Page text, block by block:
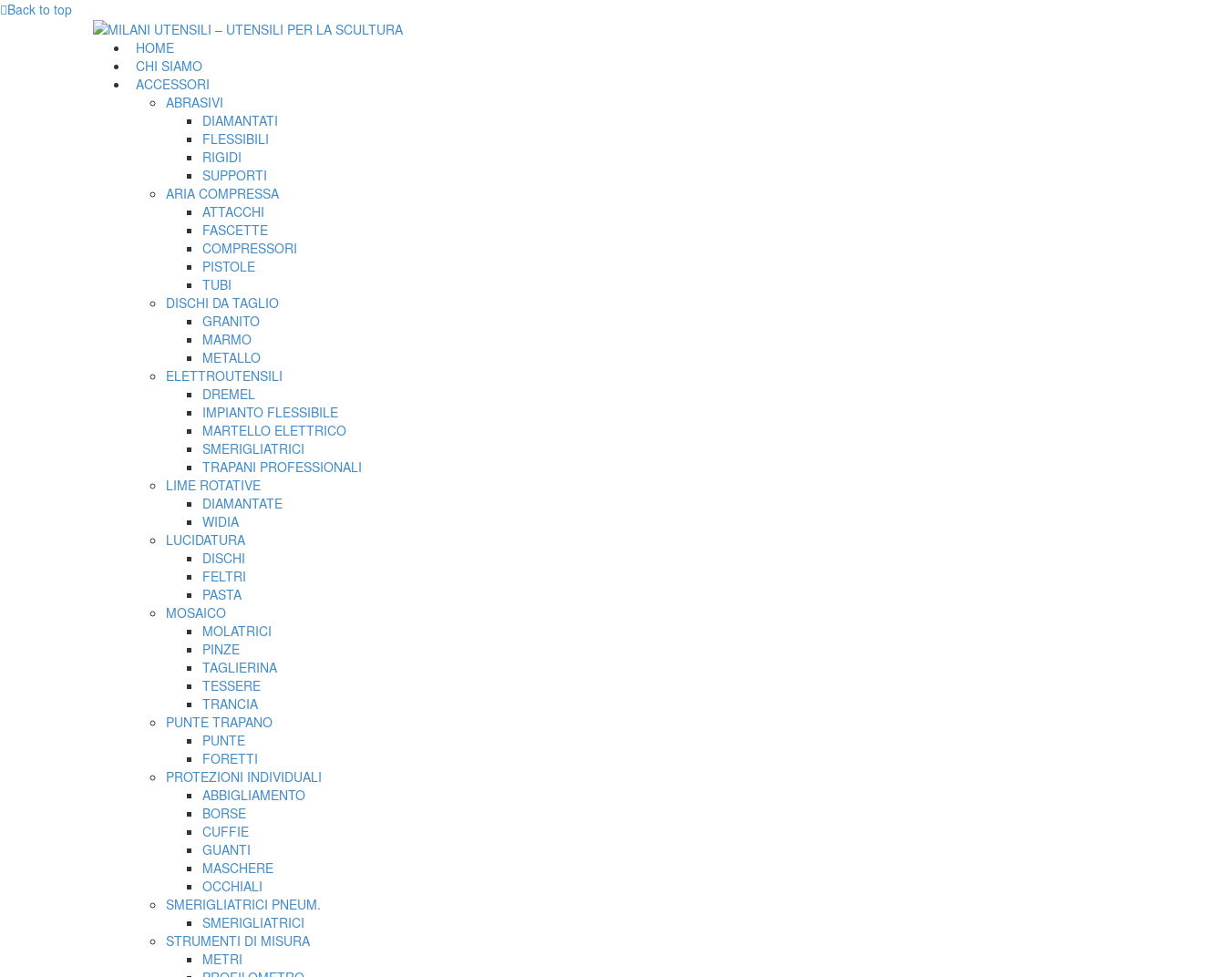
Back to top
HOME
CHI SIAMO
ACCESSORI
ABRASIVI
DIAMANTATI
FLESSIBILI
RIGIDI
SUPPORTI
ARIA COMPRESSA
ATTACCHI
FASCETTE
COMPRESSORI
PISTOLE
TUBI
DISCHI DA TAGLIO
GRANITO
MARMO
METALLO
ELETTROUTENSILI
DREMEL
IMPIANTO FLESSIBILE
MARTELLO ELETTRICO
SMERIGLIATRICI
TRAPANI PROFESSIONALI
LIME ROTATIVE
DIAMANTATE
WIDIA
LUCIDATURA
DISCHI
FELTRI
PASTA
MOSAICO
MOLATRICI
PINZE
TAGLIERINA
TESSERE
TRANCIA
PUNTE TRAPANO
PUNTE
FORETTI
PROTEZIONI INDIVIDUALI
ABBIGLIAMENTO
BORSE
CUFFIE
GUANTI
MASCHERE
OCCHIALI
SMERIGLIATRICI PNEUM.
SMERIGLIATRICI
STRUMENTI DI MISURA
METRI